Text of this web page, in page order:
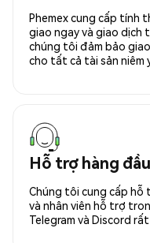
Phemex cung cấp tính
giao ngay và giao dịch
chúng tôi đảm bảo
cho tất cả tài sản niêm
Hỗ trợ hàng đầu
Chúng tôi cung cấp hỗ
và nhân viên hỗ trợ
Telegram và Discord